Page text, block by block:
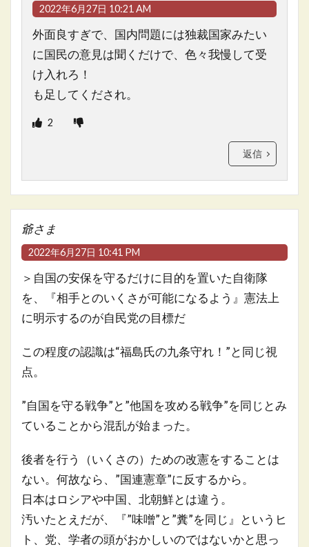
2022年6月27日 10:21 AM
外面良すぎで、国内問題には独裁国家みたい
に国民の意見は聞くだけで、色々我慢して受
け入れろ！
も足してくだされ。
2
返信
爺さま
2022年6月27日 10:41 PM
＞自国の安保を守るだけに目的を置いた自衛隊
を、『相手とのいくさが可能になるよう』憲法上
に明示するのが自民党の目標だ
この程度の認識は“福島氏の九条守れ！”と同じ視
点。
”自国を守る戦争”と”他国を攻める戦争”を同じとみ
ていることから混乱が始まった。
後者を行う（いくさの）ための改憲をすることは
ない。何故なら、”国連憲章”に反するから。
日本はロシアや中国、北朝鮮とは違う。
汚いたとえだが、『”味噌”と”糞”を同じ』というヒ
ト、党、学者の頭がおかしいのではないかと思っ